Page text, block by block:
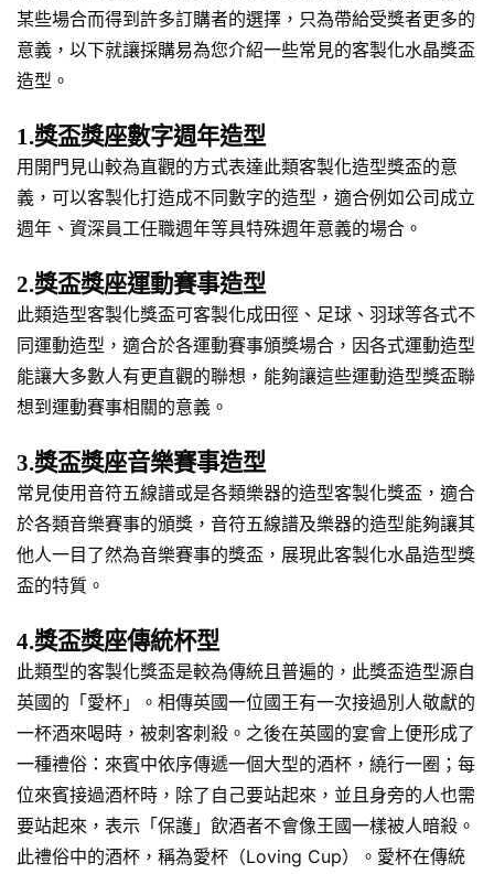
某些場合而得到許多訂購者的選擇，只為帶給受獎者更多的
意義，以下就讓採購易為您介紹一些常見的客製化水晶獎盃
造型。
1.獎盃獎座數字週年造型
用開門見山較為直觀的方式表達此類客製化造型獎盃的意
義，可以客製化打造成不同數字的造型，適合例如公司成立
週年、資深員工任職週年等具特殊週年意義的場合。
2.獎盃獎座運動賽事造型
此類造型客製化獎盃可客製化成田徑、足球、羽球等各式不
同運動造型，適合於各運動賽事頒獎場合，因各式運動造型
能讓大多數人有更直觀的聯想，能夠讓這些運動造型獎盃聯
想到運動賽事相關的意義。
3.獎盃獎座音樂賽事造型
常見使用音符五線譜或是各類樂器的造型客製化獎盃，適合
於各類音樂賽事的頒獎，音符五線譜及樂器的造型能夠讓其
他人一目了然為音樂賽事的獎盃，展現此客製化水晶造型獎
盃的特質。
4.獎盃獎座傳統杯型
此類型的客製化獎盃是較為傳統且普遍的，此獎盃造型源自
英國的「愛杯」。相傳英國一位國王有一次接過別人敬獻的
一杯酒來喝時，被刺客刺殺。之後在英國的宴會上便形成了
一種禮俗：來賓中依序傳遞一個大型的酒杯，繞行一圈；每
位來賓接過酒杯時，除了自己要站起來，並且身旁的人也需
要站起來，表示「保護」飲酒者不會像王國一樣被人暗殺。
此禮俗中的酒杯，稱為愛杯（Loving Cup）。愛杯在傳統